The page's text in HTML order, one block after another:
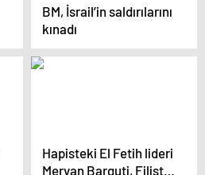
BM, İsrail’in saldırılarını
kınadı
Hapisteki El Fetih lideri
Mervan Barguti, Filistin